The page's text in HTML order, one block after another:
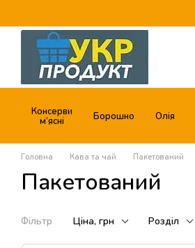
Консерви
м’ясні
Борошно Олія
Головна Кава та чай Пакетований
Пакетований
Фільтр Ціна, грн Розділ